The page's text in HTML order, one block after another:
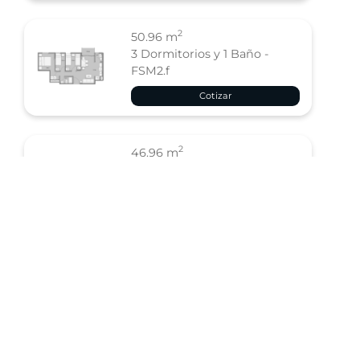
50.96 m2
3 Dormitorios y 1 Baño -
FSM2.f
Cotizar
46.96 m2